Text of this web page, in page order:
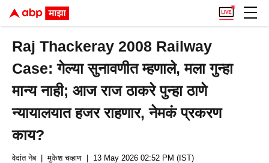
Raj Thackeray 2008 Railway
Case: गेल्या सुनावणीत म्हणाले, मला गुन्हा
मान्य नाही; आज राज ठाकरे पुन्हा ठाणे
न्यायालयात हजर राहणार, नेमकं प्रकरण
काय?
वेदांत नेब| मुकेश चव्हाण | 13 May 2026 02:52 PM (IST)